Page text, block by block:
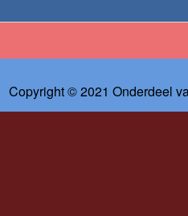
Copyright © 2021 Onderdeel